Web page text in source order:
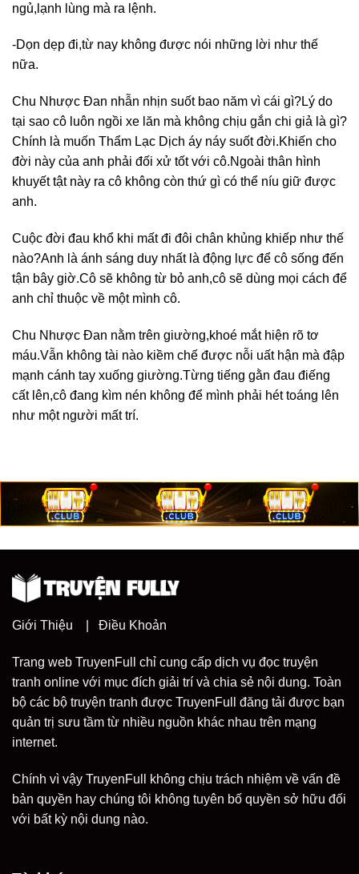
ngủ,lạnh lùng mà ra lệnh.
-Dọn dẹp đi,từ nay không được nói những lời như thế
nữa.
Chu Nhược Đan nhẫn nhịn suốt bao năm vì cái gì?Lý do
tại sao cô luôn ngồi xe lăn mà không chịu gắn chi giả là gì?
Chính là muốn Thẩm Lạc Dịch áy náy suốt đời.Khiến cho
đời này của anh phải đối xử tốt với cô.Ngoài thân hình
khuyết tật này ra cô không còn thứ gì có thể níu giữ được
anh.
Cuộc đời đau khổ khi mất đi đôi chân khủng khiếp như thế
nào?Anh là ánh sáng duy nhất là động lực để cô sống đến
tận bây giờ.Cô sẽ không từ bỏ anh,cô sẽ dùng mọi cách để
anh chỉ thuộc về một mình cô.
Chu Nhược Đan nằm trên giường,khoé mắt hiện rõ tơ
máu.Vẫn không tài nào kiềm chế được nỗi uất hận mà đập
mạnh cánh tay xuống giường.Từng tiếng gằn đau điếng
cất lên,cô đang kìm nén không để mình phải hét toáng lên
như một người mất trí.
Giới Thiệu Điều Khoản
Trang web TruyenFull chỉ cung cấp dịch vụ đọc truyện
tranh online với mục đích giải trí và chia sẻ nội dung. Toàn
bộ các bộ truyện tranh được TruyenFull đăng tải được bạn
quản trị sưu tầm từ nhiều nguồn khác nhau trên mạng
internet.
Chính vì vậy TruyenFull không chịu trách nhiệm về vấn đề
bản quyền hay chúng tôi không tuyên bố quyền sở hữu đối
với bất kỳ nội dung nào.